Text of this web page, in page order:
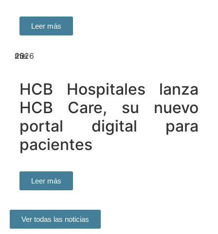
Leer más
25
mei
2026
HCB Hospitales lanza
HCB Care, su nuevo
portal digital para
pacientes
Leer más
Ver todas las noticias